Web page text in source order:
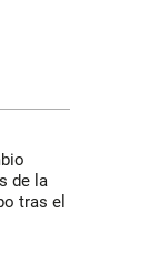
a México y la
de la
tras el